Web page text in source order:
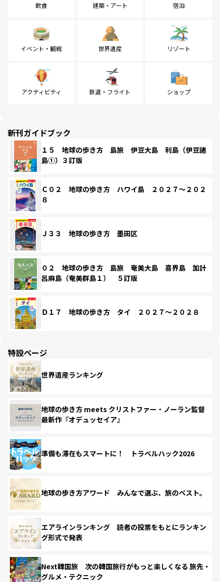
飲食 建築・アート 宿泊
イベント・観戦 世界遺産 リゾート
アクティビティ 鉄道・フライト ショップ
新刊ガイドブック
１５ 地球の歩き方 島旅 伊豆大島 利島（伊豆諸
島①）３訂版
Ｃ０２ 地球の歩き方 ハワイ島 ２０２７～２０２
８
Ｊ３３ 地球の歩き方 墨田区
０２ 地球の歩き方 島旅 奄美大島 喜界島 加計
呂麻島（奄美群島１） ５訂版
Ｄ１７ 地球の歩き方 タイ ２０２７～２０２８
特設ページ
世界遺産ランキング
地球の歩き方 meets クリストファー・ノーラン監督
最新作『オデュッセイア』
準備も滞在もスマートに！ トラベルハック2026
地球の歩き方アワード みんなで選ぶ、旅のベスト。
エアラインランキング 読者の投票をもとにランキン
グ形式で発表
Next韓国旅 次の韓国旅行がもっと楽しくなる 旅先・
グルメ・テクニック